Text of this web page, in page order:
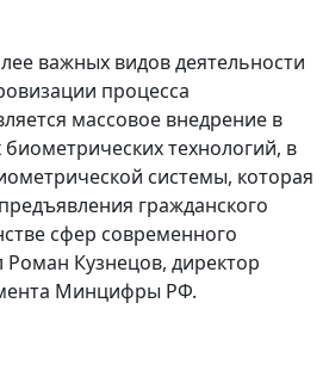
важных видов деятельности
процесса
массовое внедрение в
технологий, в
системы, которая
гражданского
сфер современного
Кузнецов, директор
Минцифры РФ.